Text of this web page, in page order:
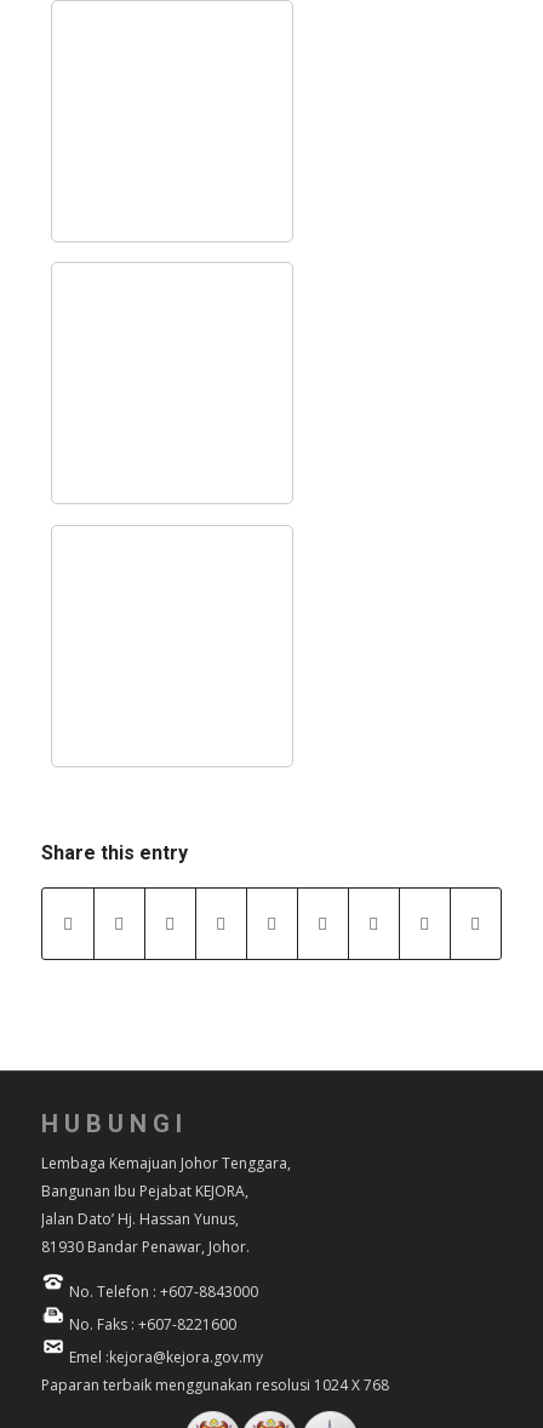
Share this entry
HUBUNGI
Lembaga Kemajuan Johor Tenggara,
Bangunan Ibu Pejabat KEJORA,
Jalan Dato’ Hj. Hassan Yunus,
81930 Bandar Penawar, Johor.
No. Telefon : +607-8843000
No. Faks : +607-8221600
Emel :kejora@kejora.gov.my
Paparan terbaik menggunakan resolusi 1024 X 768